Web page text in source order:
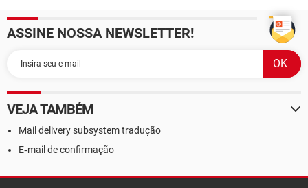
ASSINE NOSSA NEWSLETTER!
VEJA TAMBÉM
Mail delivery subsystem tradução
E‑mail de confirmação